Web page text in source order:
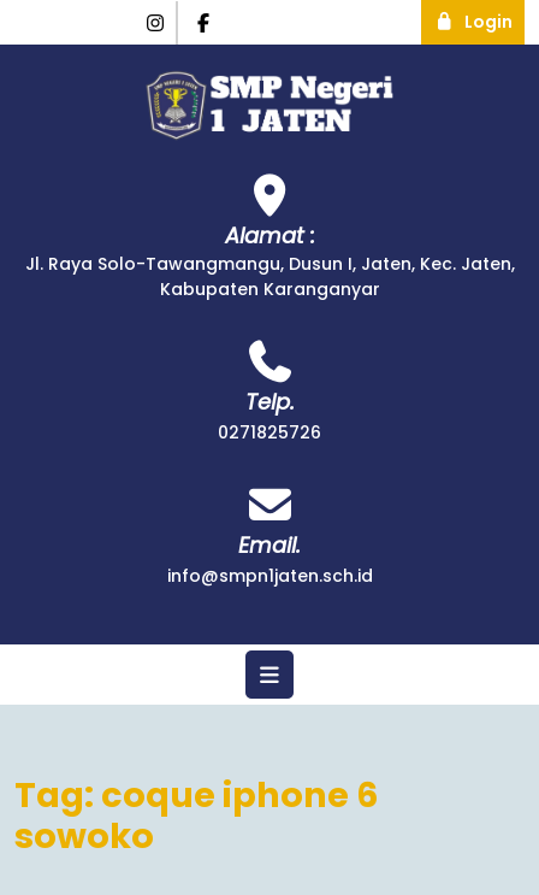
Login
Alamat :
Jl. Raya Solo-Tawangmangu, Dusun I, Jaten, Kec. Jaten,
Kabupaten Karanganyar
Telp.
0271825726
Email.
info@smpn1jaten.sch.id
Tag: coque iphone 6
sowoko